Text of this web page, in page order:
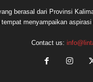
berasal dari Provinsi
menyampaikan
Contact us: